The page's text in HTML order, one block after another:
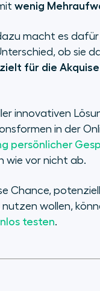
wenig
macht es dafür
ob sie
für die
innovativen
in der
persönlicher
wie vor nicht ab.
Chance,
wollen,
testen.